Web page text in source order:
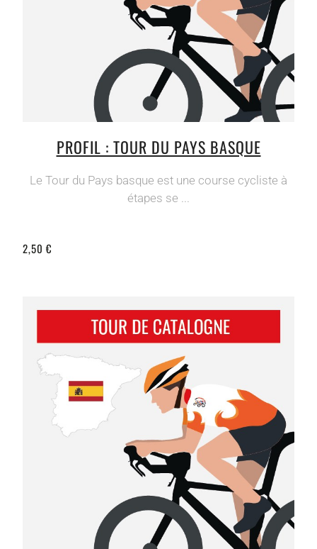
PROFIL : TOUR DU PAYS BASQUE
Le Tour du Pays basque est une course cycliste à
étapes se ...
2,50 €